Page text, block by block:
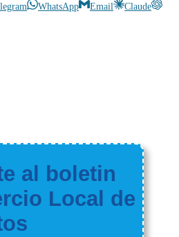
WhatsApp Email
Claude
al boletin
Local de